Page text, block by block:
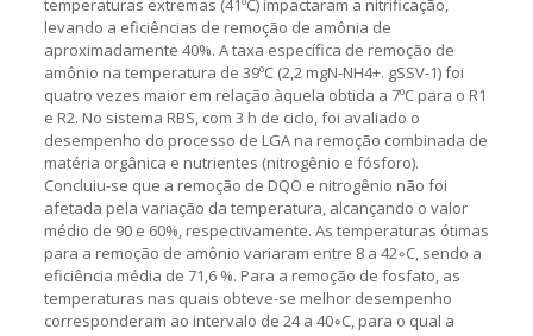
temperaturas extremas (41ºC) impactaram a nitrificação,
levando a eficiências de remoção de amônia de
aproximadamente 40%. A taxa específica de remoção de
amônio na temperatura de 39ºC (2,2 mgN-NH4+. gSSV-1) foi
quatro vezes maior em relação àquela obtida a 7ºC para o R1
e R2. No sistema RBS, com 3 h de ciclo, foi avaliado o
desempenho do processo de LGA na remoção combinada de
matéria orgânica e nutrientes (nitrogênio e fósforo).
Concluiu-se que a remoção de DQO e nitrogênio não foi
afetada pela variação da temperatura, alcançando o valor
médio de 90 e 60%, respectivamente. As temperaturas ótimas
para a remoção de amônio variaram entre 8 a 42◦C, sendo a
eficiência média de 71,6 %. Para a remoção de fosfato, as
temperaturas nas quais obteve-se melhor desempenho
corresponderam ao intervalo de 24 a 40◦C, para o qual a